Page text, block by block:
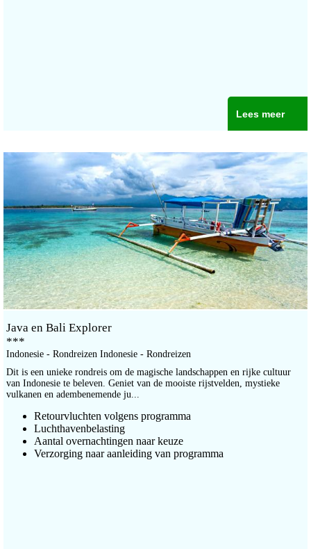
Lees meer
Java en Bali Explorer
***
Indonesie - Rondreizen Indonesie - Rondreizen
Dit is een unieke rondreis om de magische landschappen en rijke cultuur
van Indonesie te beleven. Geniet van de mooiste rijstvelden, mystieke
vulkanen en adembenemende ju...
Retourvluchten volgens programma
Luchthavenbelasting
Aantal overnachtingen naar keuze
Verzorging naar aanleiding van programma